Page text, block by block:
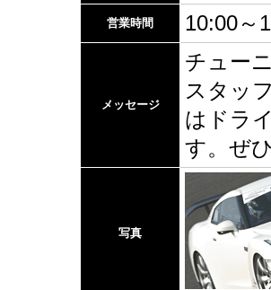
営業時間 10:00～
メッセージ
チュー
スタッ
はドラ
す。ぜ
写真